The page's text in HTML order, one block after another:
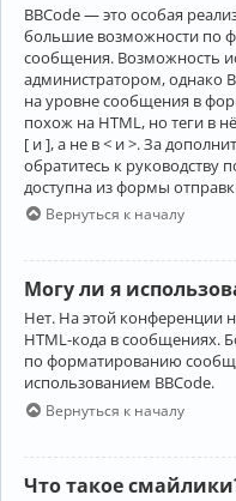
BBCode — это особая
большие возможности по
сообщения. Возможность
администратором, однако
на уровне сообщения в
похож на HTML, но теги в
[ и ], а не в < и >. За
обратитесь к руководству
доступна из формы
Вернуться к началу
Могу ли я
Нет. На этой конференции
HTML-кода в сообщениях.
по форматированию
использованием BBCode.
Вернуться к началу
Что такое